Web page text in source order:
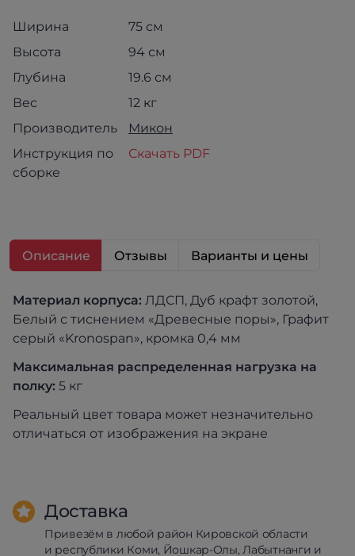
Ширина
75 см
Высота
94 см
Глубина
19.6 см
Вес
12 кг
Производитель
Микон
Инструкция по
сборке
Скачать PDF
Описание Отзывы Варианты и цены
Материал корпуса: ЛДСП, Дуб крафт золотой,
Белый с тиснением «Древесные поры», Графит
серый «Kronospan», кромка 0,4 мм
Максимальная распределенная нагрузка на
полку: 5 кг
Реальный цвет товара может незначительно
отличаться от изображения на экране
Доставка
Привезём в любой район Кировской области
и республики Коми, Йошкар-Олы, Лабытнанги и